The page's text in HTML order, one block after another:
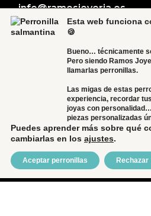
info@ramosjoyeria.es
© 2024 RAMOS JOYERÍA
DESARROLLO:MARES
Esta web funciona
🍪
Bueno… técnicamente
Pero siendo Ramos
llamarlas perronillas.
Las migas de estas
experiencia, recordar
joyas con
piezas personalizadas
Puedes aprender más sobre qué
cambiarlas en los ajustes.
Aceptar perronillas Rechazar